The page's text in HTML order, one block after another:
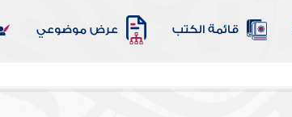
قائمة الكتب عرض موضوعي